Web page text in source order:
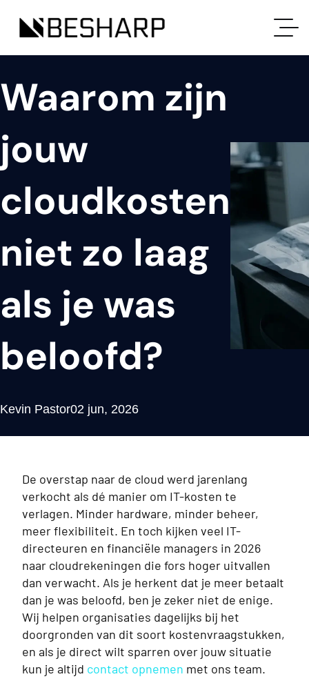
Waarom zijn
jouw
cloudkosten
niet zo laag
als je was
beloofd?
Kevin Pastor02 jun, 2026
De overstap naar de cloud werd jarenlang
verkocht als dé manier om IT-kosten te
verlagen. Minder hardware, minder beheer,
meer flexibiliteit. En toch kijken veel IT-
directeuren en financiële managers in 2026
naar cloudrekeningen die fors hoger uitvallen
dan verwacht. Als je herkent dat je meer betaalt
dan je was beloofd, ben je zeker niet de enige.
Wij helpen organisaties dagelijks bij het
doorgronden van dit soort kostenvraagstukken,
en als je direct wilt sparren over jouw situatie
kun je altijd contact opnemen met ons team.